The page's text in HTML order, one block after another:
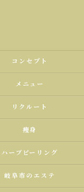
コンセプト
メニュー
リクルート
痩身
ハーブピーリング
岐阜市のエステ